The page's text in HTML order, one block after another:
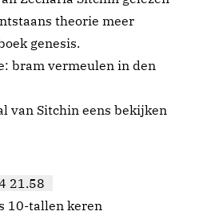
theorie meer
genesis.
bram vermeulen in den
van Sitchin eens bekijken
21.58
10-tallen keren